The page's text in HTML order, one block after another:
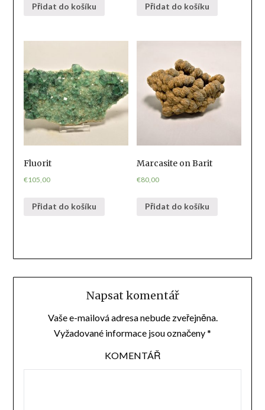
Přidat do košíku Přidat do košíku
Fluorit
€105,00
Přidat do košíku
Marcasite on Barit
€80,00
Přidat do košíku
Napsat komentář
Vaše e-mailová adresa nebude zveřejněna.
Vyžadované informace jsou označeny*
KOMENTÁŘ